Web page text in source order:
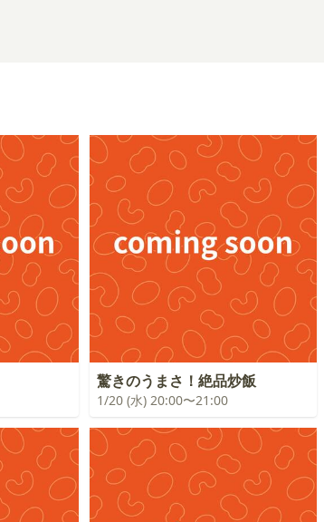
驚きのうまさ！絶品炒飯
1/20 (水) 20:00〜21:00